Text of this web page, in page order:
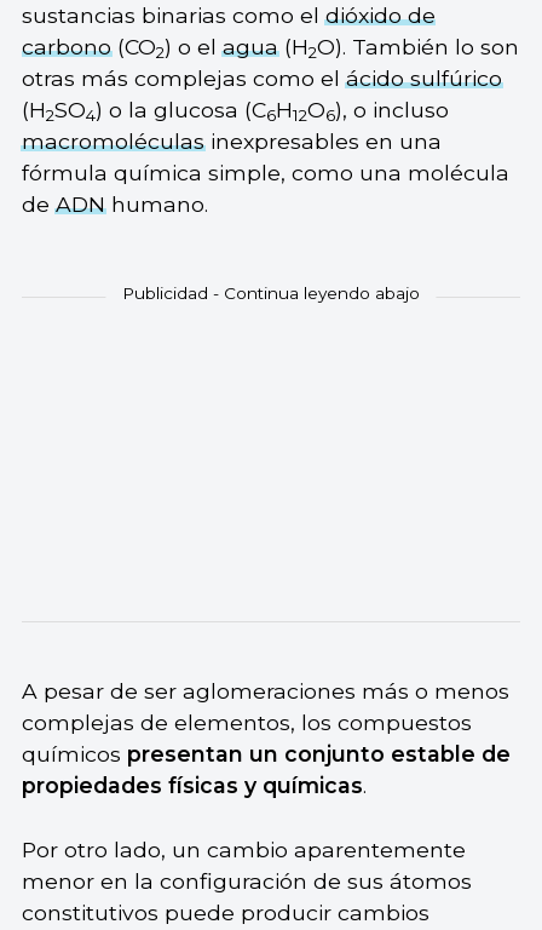
sustancias binarias como eldióxido de
carbono(CO2) o elagua(H2O). También lo son
otras más complejas como elácido sulfúrico
(H2SO4) o la glucosa (C6H12O6), o incluso
macromoléculasinexpresables en una
fórmula química simple, como una molécula
deADNhumano.
A pesar de ser aglomeraciones más o menos
complejas de elementos, los compuestos
químicos presentan un conjunto estable de
propiedades físicas y químicas.
Por otro lado, un cambio aparentemente
menor en la configuración de sus átomos
constitutivos puede producir cambios